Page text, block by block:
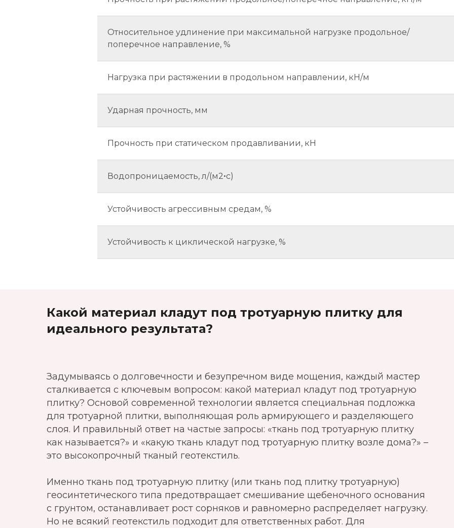
Относительное удлинение при максимальной нагрузке продольное/
поперечное направление, %
Нагрузка при растяжении в продольном направлении, кН/м
Ударная прочность, мм
Прочность при статическом продавливании, кН
Водопроницаемость, л/(м2ꞏс)
Устойчивость агрессивным средам, %
Устойчивость к циклической нагрузке, %
Какой материал кладут под тротуарную плитку для
идеального результата?
Задумываясь о долговечности и безупречном виде мощения, каждый мастер
сталкивается с ключевым вопросом: какой материал кладут под тротуарную
плитку? Основой современной технологии является специальная подложка
для тротуарной плитки, выполняющая роль армирующего и разделяющего
слоя. И правильный ответ на частые запросы: «ткань под тротуарную плитку
как называется?» и «какую ткань кладут под тротуарную плитку возле дома?» –
это высокопрочный тканый геотекстиль.
Именно ткань под тротуарную плитку (или ткань под плитку тротуарную)
геосинтетического типа предотвращает смешивание щебеночного основания
с грунтом, останавливает рост сорняков и равномерно распределяет нагрузку.
Но не всякий геотекстиль подходит для ответственных работ. Для